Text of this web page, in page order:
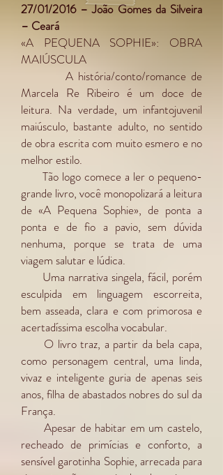
27/01/2016 – João Gomes da Silveira
– Ceará
«A PEQUENA SOPHIE»: OBRA
MAIÚSCULA
A história/conto/romance de
Marcela Re Ribeiro é um doce de
leitura. Na verdade, um infantojuvenil
maiúsculo, bastante adulto, no sentido
de obra escrita com muito esmero e no
melhor estilo.
Tão logo comece a ler o pequeno-
grande livro, você monopolizará a leitura
de «A Pequena Sophie», de ponta a
ponta e de fio a pavio, sem dúvida
nenhuma, porque se trata de uma
viagem salutar e lúdica.
Uma narrativa singela, fácil, porém
esculpida em linguagem escorreita,
bem asseada, clara e com primorosa e
acertadíssima escolha vocabular.
O livro traz, a partir da bela capa,
como personagem central, uma linda,
vivaz e inteligente guria de apenas seis
anos, filha de abastados nobres do sul da
França.
Apesar de habitar em um castelo,
recheado de primícias e conforto, a
sensível garotinha Sophie, arrecada para